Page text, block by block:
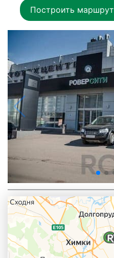
Построить маршрут